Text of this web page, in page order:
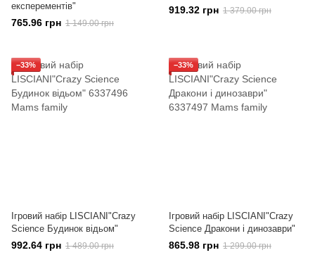
експерементів"
765.96 грн 1 149.00 грн
919.32 грн 1 379.00 грн
−33%
Ігровий набір LISCIANI"Crazy
Science Будинок відьом"
992.64 грн 1 489.00 грн
−33%
Ігровий набір LISCIANI"Crazy
Science Дракони і динозаври"
865.98 грн 1 299.00 грн